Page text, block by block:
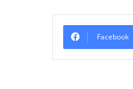
Facebook